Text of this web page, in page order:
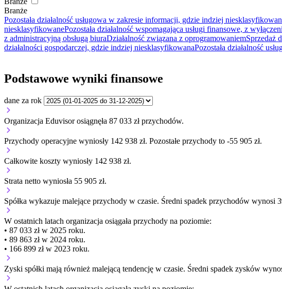
Branże
Pozostała działalność usługowa w zakresie informacji, gdzie indziej
niesklasyfikowanePozostała działalność wspomagająca usługi finansowe, z
z administracyjną obsługą biuraDziałalność związana z oprogramowaniemSprzedaż
działalności gospodarczej, gdzie indziej niesklasyfikowanaPozostała działalność
Podstawowe wyniki finansowe
dane za rok
Organizacja Eduvisor osiągnęła 87 033 zł przychodów.
Przychody operacyjne wyniosły 142 938 zł. Pozostałe przychody to -55 905 zł.
Całkowite koszty wyniosły 142 938 zł.
Strata netto wyniosła 55 905 zł.
Spółka wykazuje malejące przychody w czasie. Średni spadek przychodów wynosi
W ostatnich latach organizacja osiągała przychody na poziomie:
• 87 033 zł w 2025 roku.
• 89 863 zł w 2024 roku.
• 166 899 zł w 2023 roku.
Zyski spółki mają również malejącą tendencję w czasie. Średni spadek zysków